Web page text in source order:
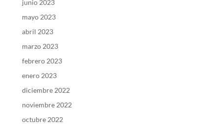
junio 2023
mayo 2023
abril 2023
marzo 2023
febrero 2023
enero 2023
diciembre 2022
noviembre 2022
octubre 2022